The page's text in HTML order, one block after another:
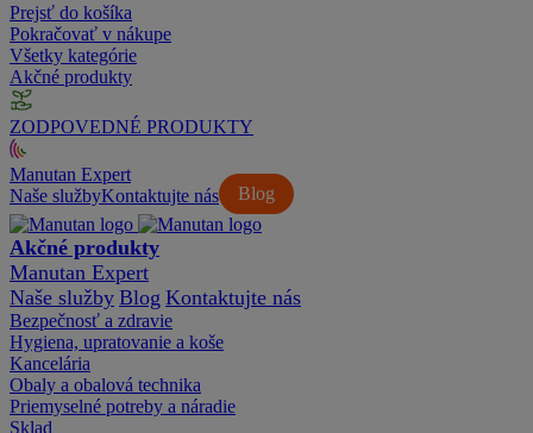
Prejsť do košíka
Pokračovať v nákupe
Všetky kategórie
Akčné produkty
ZODPOVEDNÉ PRODUKTY
Manutan Expert
Naše služby
Blog
Kontaktujte nás
Akčné produkty
Manutan Expert
Naše služby Blog Kontaktujte nás
Bezpečnosť a zdravie
Hygiena, upratovanie a koše
Kancelária
Obaly a obalová technika
Priemyselné potreby a náradie
Sklad